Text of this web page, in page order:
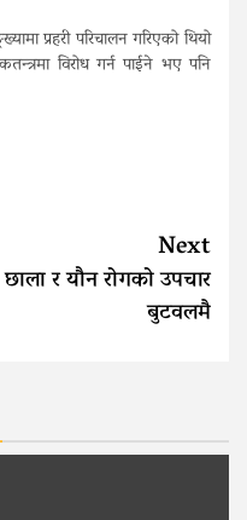
प्रहरी परिचालन गरिएको थियो
विरोध गर्न पाईने भए पनि
Next
छाला र यौन रोगको उपचार
बुटवलमै